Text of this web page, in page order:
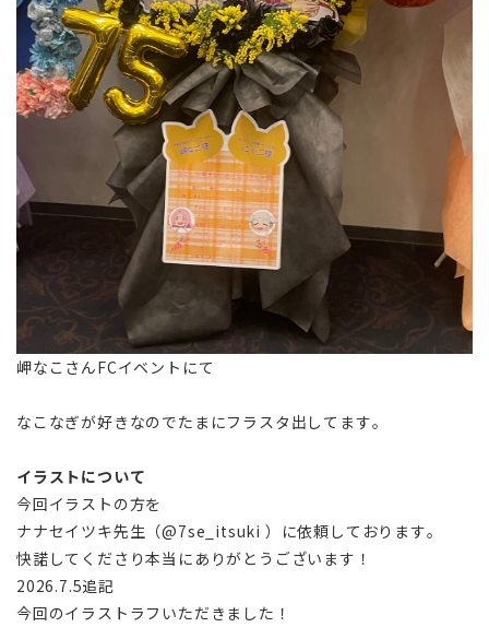
岬なこさんFCイベントにて
なこなぎが好きなのでたまにフラスタ出してます。
イラストについて
今回イラストの方を
ナナセイツキ先生（@7se_itsuki ）に依頼しております。
快諾してくださり本当にありがとうございます！
2026.7.5追記
今回のイラストラフいただきました！